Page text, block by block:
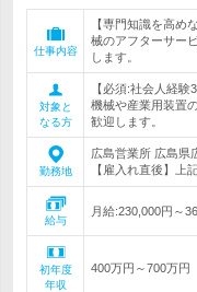
仕事内容
【専門知識を高
械のアフターサー
します。
対象と
なる方
【必須:社会人経
機械や産業用装置
歓迎します。
勤務地
広島営業所 広島県
【雇入れ直後】上
給与
月給:230,000円～
初年度
年収
400万円～700万円